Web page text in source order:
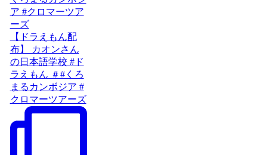
【ドラえもん配
布】 カオンさん
の日本語学校 #ド
ラえもん ＃#くろ
まるカンボジア #
クロマーツアーズ